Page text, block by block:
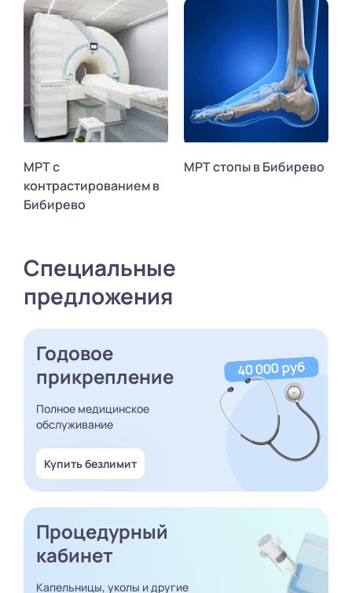
МРТ с
контрастированием в
Бибирево
МРТ стопы в Бибирево
Специальные
предложения
Годовое
прикрепление
Полное медицинское
обслуживание
Купить безлимит
Процедурный
кабинет
Капельницы, уколы и другие